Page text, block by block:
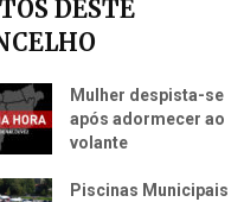
DESTE
Mulher despista-se
após adormecer ao
volante
Piscinas Municipais